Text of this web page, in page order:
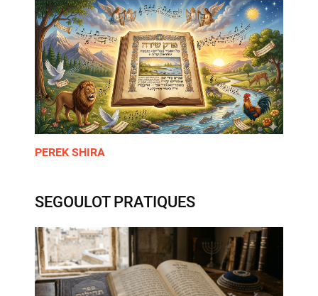
PEREK SHIRA
SEGOULOT PRATIQUES